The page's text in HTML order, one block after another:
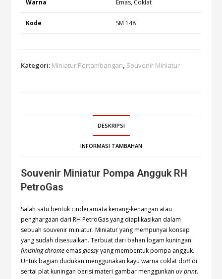
Warna Emas, Coklat
Kode SM 148
Kategori: Miniatur Pertambangan, Souvenir Miniatur
DESKRIPSI
INFORMASI TAMBAHAN
Souvenir Miniatur Pompa Angguk RH
PetroGas
Salah satu bentuk cinderamata kenang-kenangan atau
penghargaan dari RH PetroGas yang diaplikasikan dalam
sebuah souvenir miniatur. Miniatur yang mempunyai konsep
yang sudah disesuaikan. Terbuat dari bahan logam kuningan
finishing chrome emasglossyyang membentuk pompa angguk.
Untuk bagian dudukan menggunakan kayu warna coklat doff di
sertai plat kuningan berisi materi gambar menggunkanuv print.